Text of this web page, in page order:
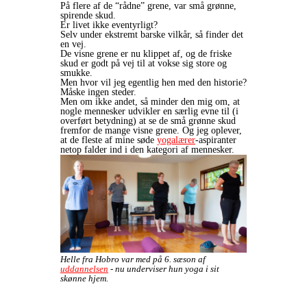
På flere af de “rådne” grene, var små grønne,
spirende skud.
Er livet ikke eventyrligt?
Selv under ekstremt barske vilkår, så finder det
en vej.
De visne grene er nu klippet af, og de friske
skud er godt på vej til at vokse sig store og
smukke.
Men hvor vil jeg egentlig hen med den historie?
Måske ingen steder.
Men om ikke andet, så minder den mig om, at
nogle mennesker udvikler en særlig evne til (i
overført betydning) at se de små grønne skud
fremfor de mange visne grene. Og jeg oplever,
at de fleste af mine søde yogalærer-aspiranter
netop falder ind i den kategori af mennesker.
Helle fra Hobro var med på 6. sæson af
uddannelsen - nu underviser hun yoga i sit
skønne hjem.